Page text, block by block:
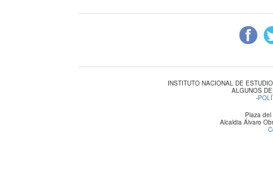
INSTITUTO NACIONAL DE
ALGUNOS
-
Plaza
Alcaldia Álvaro